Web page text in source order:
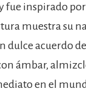
fue inspirado
muestra su
dulce acuerdo
ámbar,
en el